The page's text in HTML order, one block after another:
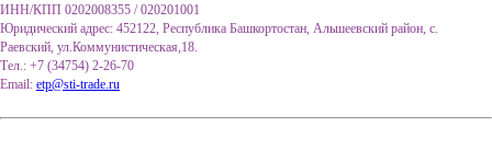
ИНН/КПП 0202008355 / 020201001
Юридический адрес: 452122, Республика Башкортостан, Альшеевский район, с.
Раевский, ул.Коммунистическая,18.
Тел.: +7 (34754) 2-26-70
Email: etp@sti-trade.ru